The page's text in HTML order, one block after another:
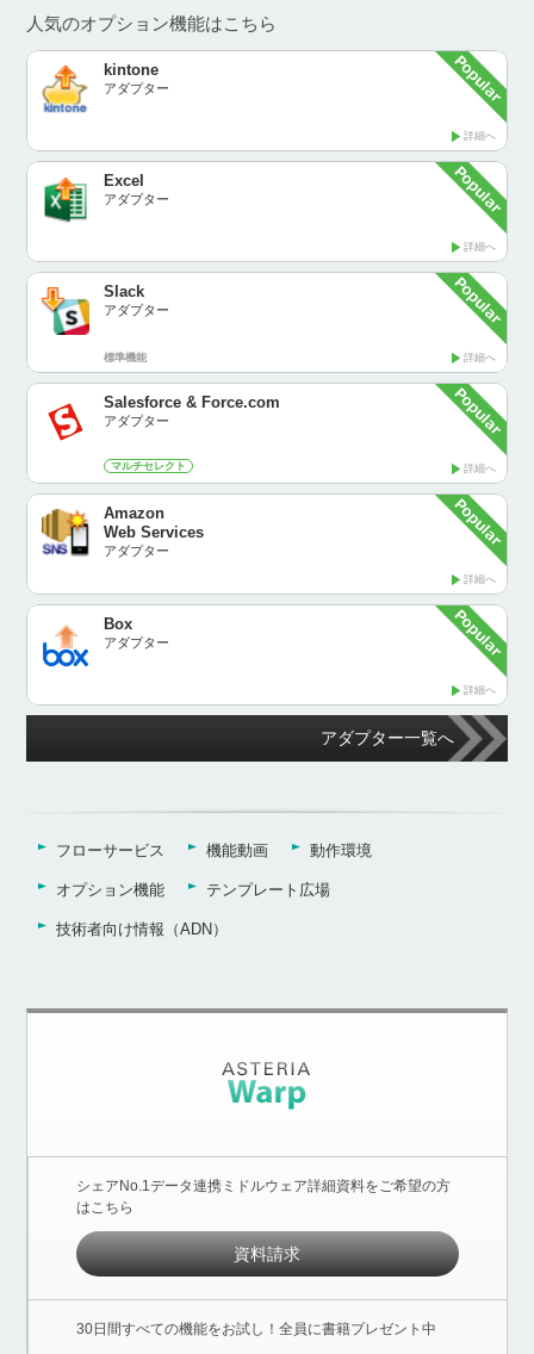
人気のオプション機能はこちら
kintone
アダプター
詳細へ
Excel
アダプター
詳細へ
Slack
アダプター
詳細へ
標準機能
Salesforce & Force.com
アダプター
詳細へ
マルチセレクト
Amazon
Web Services
アダプター
詳細へ
Box
アダプター
詳細へ
アダプター一覧へ
フローサービス 機能動画 動作環境
オプション機能 テンプレート広場
技術者向け情報（ADN）
シェアNo.1データ連携ミドルウェア詳細資料をご希望の方
はこちら
資料請求
30日間すべての機能をお試し！全員に書籍プレゼント中